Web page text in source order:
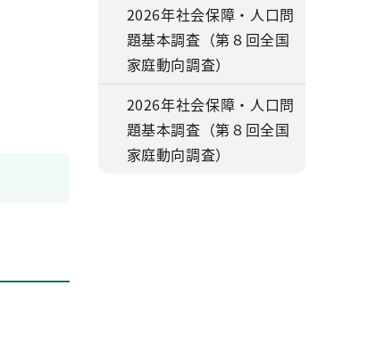
2026年社会保障・人口問
題基本調査（第８回全国
家庭動向調査）
2026年社会保障・人口問
題基本調査（第８回全国
家庭動向調査）